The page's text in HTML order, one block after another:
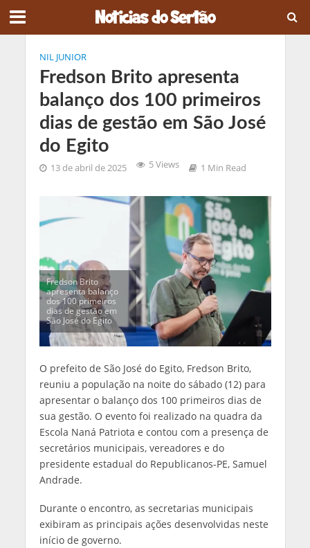
NIL JUNIOR
Fredson Brito apresenta
balanço dos 100 primeiros
dias de gestão em São José
do Egito
13 de abril de 2025 5 Views 1 Min Read
Fredson Brito
apresenta balanço
dos 100 primeiros
dias de gestão em
São José do Egito
O prefeito de São José do Egito, Fredson Brito,
reuniu a população na noite do sábado (12) para
apresentar o balanço dos 100 primeiros dias de
sua gestão. O evento foi realizado na quadra da
Escola Naná Patriota e contou com a presença de
secretários municipais, vereadores e do
presidente estadual do Republicanos-PE, Samuel
Andrade.
Durante o encontro, as secretarias municipais
exibiram as principais ações desenvolvidas neste
início de governo.